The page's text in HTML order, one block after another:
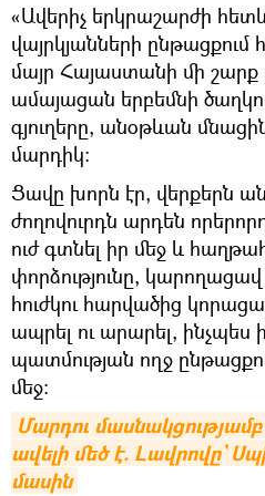
«Ավերիչ երկրաշարժի
վայրկյանների
մայր Հայաստանի մի շարք
ամայացան երբեմնի
գյուղերը, անօթևան
մարդիկ։
Ցավը խորն էր, վերքերն
ժողովուրդն արդեն
ուժ գտնել իր մեջ և
փորձությունը,
հուժկու հարվածից
ապրել ու արարել,
պատմության ողջ
մեջ։
Մարդու
ավելի մեծ է. Լավրովը`
մասին